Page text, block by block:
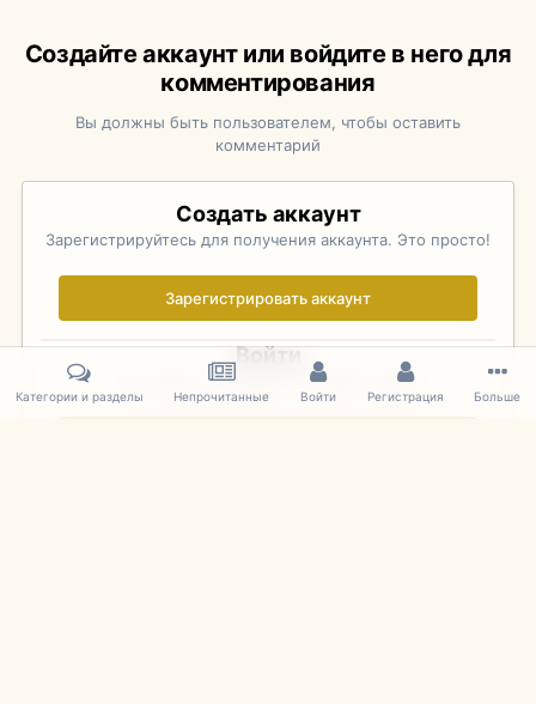
Создайте аккаунт или войдите в него для
комментирования
Вы должны быть пользователем, чтобы оставить
комментарий
Создать аккаунт
Зарегистрируйтесь для получения аккаунта. Это просто!
Зарегистрировать аккаунт
Войти
Уже зарегистрированы? Войдите здесь.
Категории и разделы Непрочитанные Войти Регистрация Больше